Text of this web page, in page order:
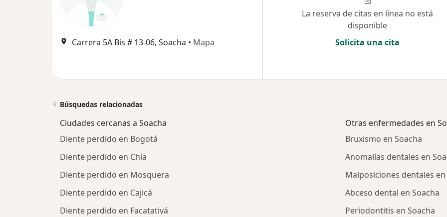
Carrera 5A Bis # 13-06, Soacha • Mapa
La reserva de citas en línea no está
disponible
Solicita una cita
Búsquedas relacionadas
Ciudades cercanas a Soacha
Diente perdido en Bogotá
Diente perdido en Chía
Diente perdido en Mosquera
Diente perdido en Cajicá
Diente perdido en Facatativá
Otras enfermedades en
Bruxismo en Soacha
Anomalías dentales en
Malposiciones dentales en
Abceso dental en Soacha
Periodontitis en Soacha